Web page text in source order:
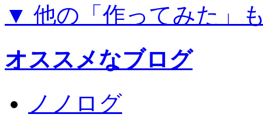
▼ 他の「作ってみた」
オススメなブログ
ノノログ